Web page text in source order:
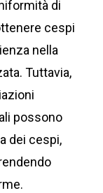
di
cespi
nella
Tuttavia,
possono
dei cespi,